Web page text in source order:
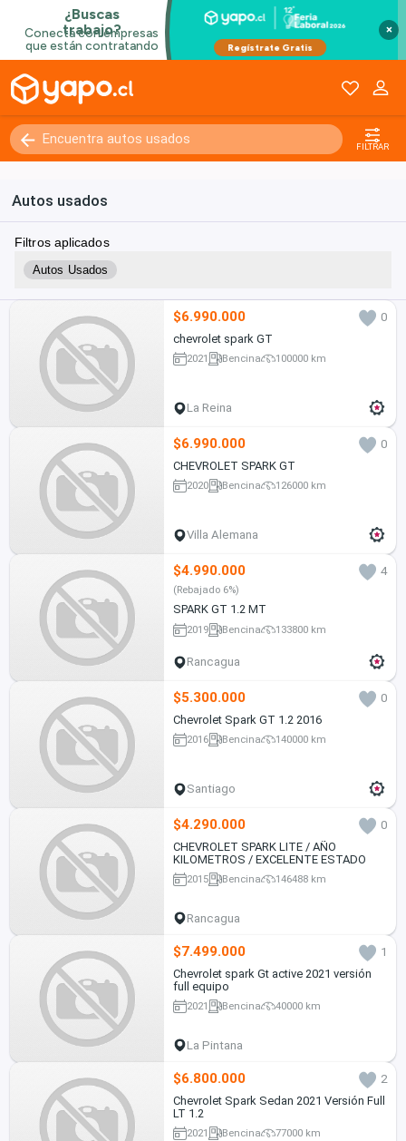
×
FILTRAR
Autos usados
Filtros aplicados
Autos Usados
$6.990.000
0
chevrolet spark GT
2021 Bencina 100000 km
La Reina
$6.990.000
0
CHEVROLET SPARK GT
2020 Bencina 126000 km
Villa Alemana
$4.990.000 4
(Rebajado 6%)
SPARK GT 1.2 MT
2019 Bencina 133800 km
Rancagua
$5.300.000
0
Chevrolet Spark GT 1.2 2016
2016 Bencina 140000 km
Santiago
$4.290.000
0
CHEVROLET SPARK LITE / AÑO
KILOMETROS / EXCELENTE ESTADO
2015 Bencina 146488 km
Rancagua
$7.499.000
1
Chevrolet spark Gt active 2021 versión
full equipo
2021 Bencina 40000 km
La Pintana
$6.800.000
2
Chevrolet Spark Sedan 2021 Versión Full
LT 1.2
2021 Bencina 77000 km